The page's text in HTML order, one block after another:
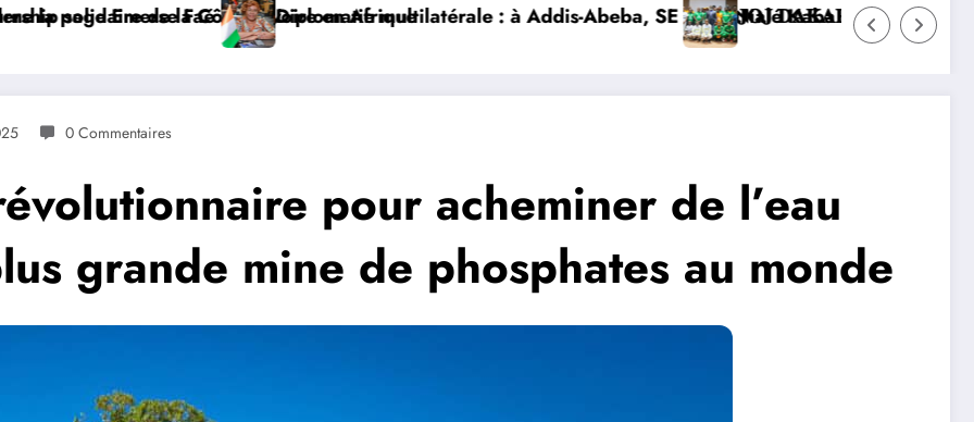
Abeba, SE Mme Nialé Kaba porte la voix de la Côte d’Ivoire et lance la construction de la nouvelle
𝐉𝐎𝐉 𝐃𝐀𝐊𝐀𝐑 𝟐𝟎𝟐𝟔 : 𝐋𝐄𝐒 𝐀𝐓𝐇𝐋È𝐓𝐄𝐒 𝐈𝐕𝐎𝐈𝐑𝐈𝐄𝐍𝐒 𝐒’𝐈𝐌𝐏𝐑È𝐆𝐍𝐄𝐍𝐓 𝐃𝐄𝐒 𝐕𝐀𝐋𝐄𝐔𝐑𝐒
DIPLOMATIE NUMÉRIQUE :
0 Commentaires
pour acheminer de l’eau
grande mine de phosphates au monde